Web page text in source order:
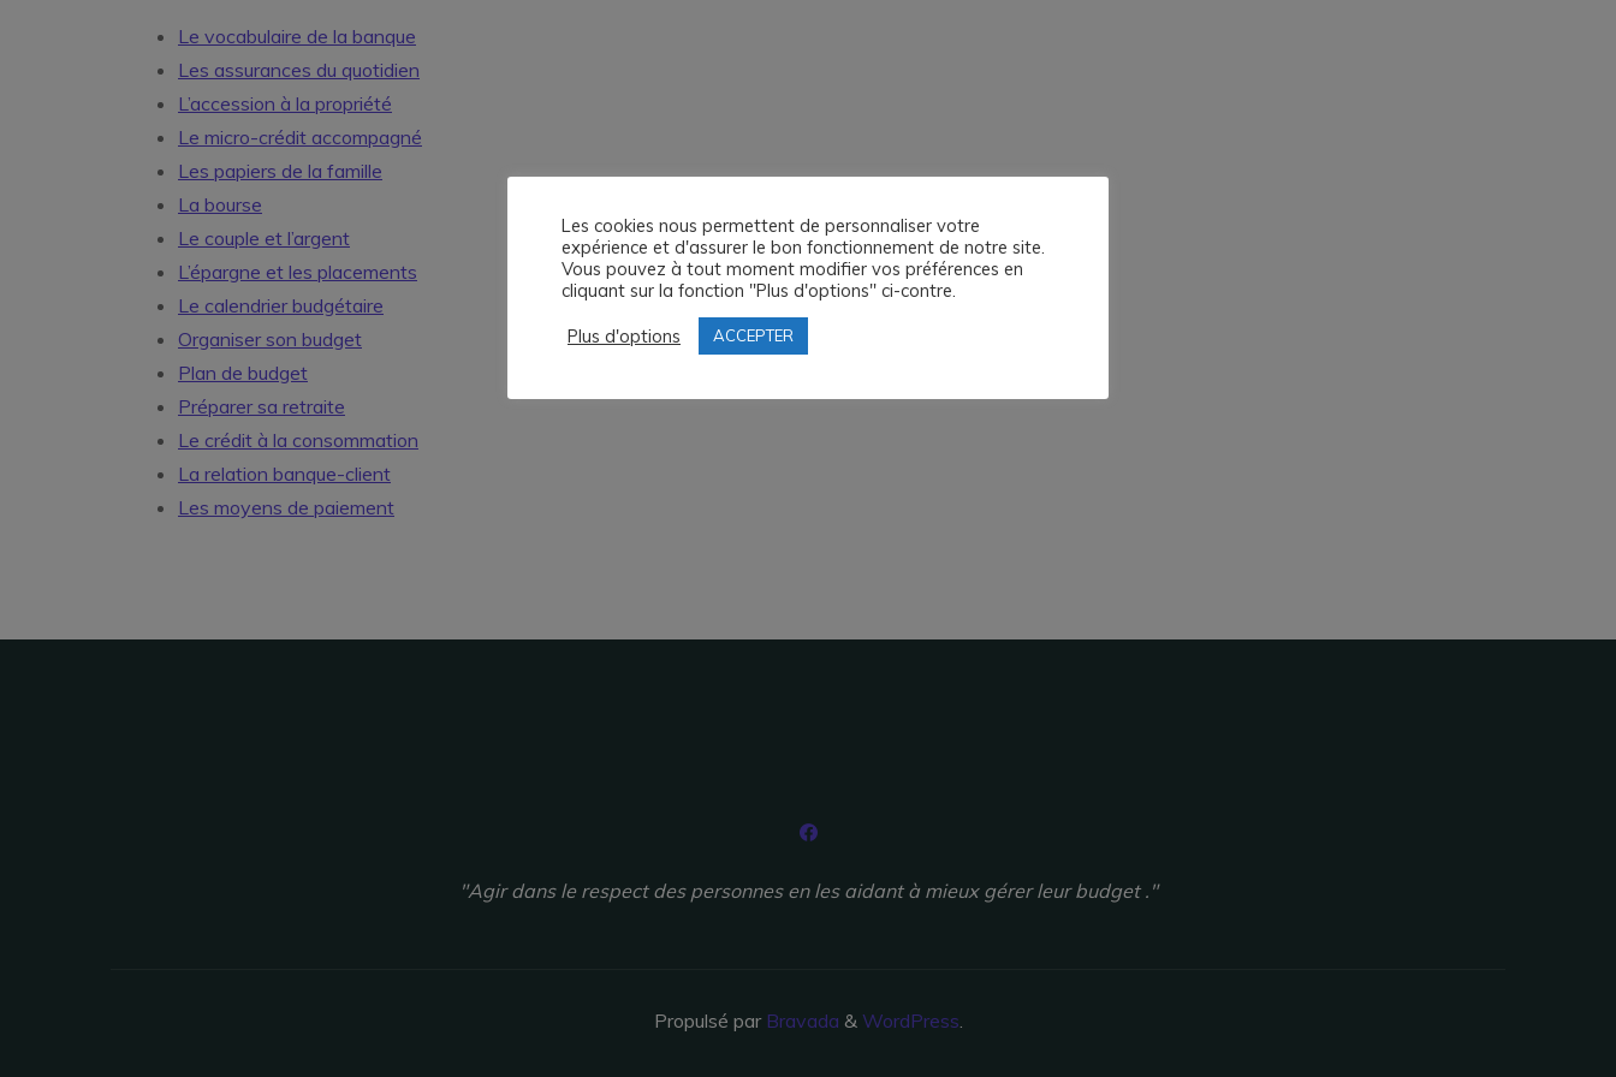
Le vocabulaire de la banque
Les assurances du quotidien
L’accession à la propriété
Le micro-crédit accompagné
Les papiers de la famille
La bourse
Le couple et l’argent
L’épargne et les placements
Le calendrier budgétaire
Organiser son budget
Plan de budget
Préparer sa retraite
Le crédit à la consommation
La relation banque-client
Les moyens de paiement
"Agir dans le respect des personnes en les aidant à mieux gérer leur budget ."
Propulsé parBravada & WordPress
Les cookies nous permettent de personnaliser votre
expérience et d'assurer le bon fonctionnement de notre site.
Vous pouvez à tout moment modifier vos préférences en
cliquant sur la fonction "Plus d'options" ci-contre.
Plus d'options
ACCEPTER